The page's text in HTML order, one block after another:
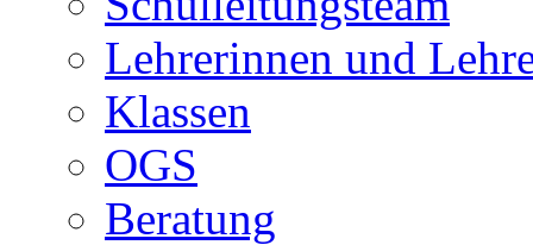
Lehrerinnen und
Klassen
OGS
Beratung